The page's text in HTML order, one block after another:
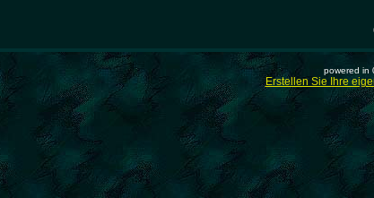
powered in
Erstellen Sie Ihre